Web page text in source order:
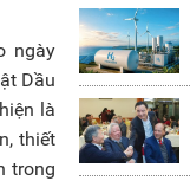
ngày
Dầu
là
thiết
trong